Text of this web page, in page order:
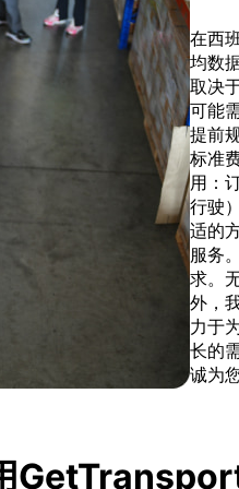
在西
均数
取决
可能
提前
标准
用：
行驶
适的
服务
求。
外，
力于
长的
诚为